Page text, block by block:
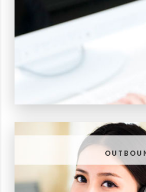
พนักงานโทรออกขายมากก